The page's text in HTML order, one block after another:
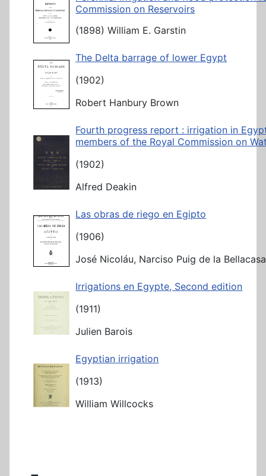
Commission on Reservoirs
(1898) William E. Garstin
The Delta barrage of lower Egypt
(1902)
Robert Hanbury Brown
Fourth progress report : irrigation in
members of the Royal Commission on
(1902)
Alfred Deakin
Las obras de riego en Egipto
(1906)
José Nicoláu, Narciso Puig de la
Irrigations en Egypte, Second edition
(1911)
Julien Barois
Egyptian irrigation
(1913)
William Willcocks